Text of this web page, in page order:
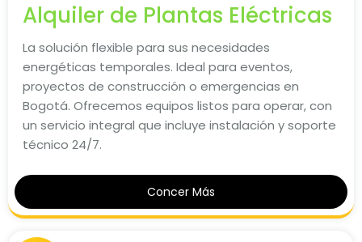
Alquiler de Plantas Eléctricas
La solución flexible para sus necesidades
energéticas temporales. Ideal para eventos,
proyectos de construcción o emergencias en
Bogotá. Ofrecemos equipos listos para operar, con
un servicio integral que incluye instalación y soporte
técnico 24/7.
Concer Más